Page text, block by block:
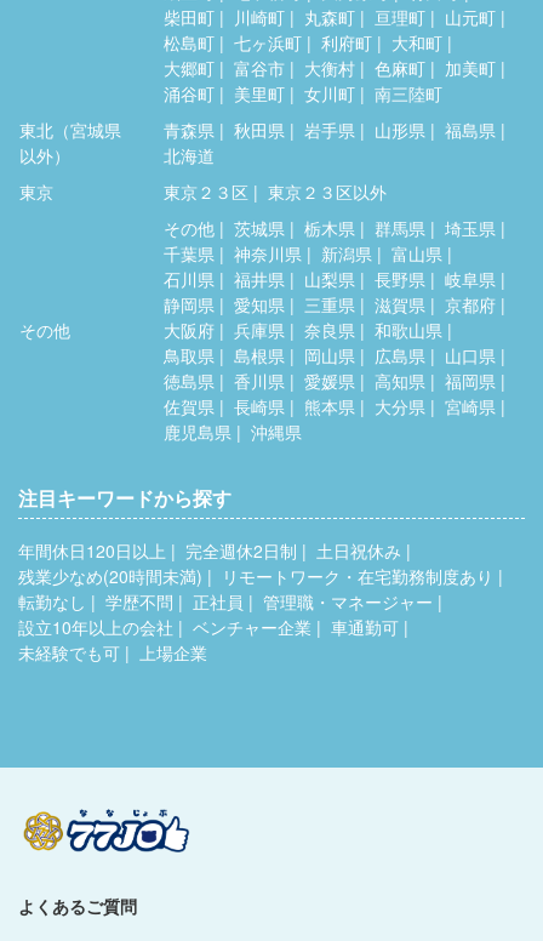
柴田町
川崎町 丸森町 亘理町
山元町
松島町
七ヶ浜町 利府町
大和町
大郷町
富谷市 大衡村 色麻町
加美町
涌谷町
美里町 女川町
南三陸町
東北（宮城県
以外）
青森県 秋田県 岩手県 山形県
福島県
北海道
東京
東京２３区 東京２３区以外
その他
その他 茨城県 栃木県 群馬県
埼玉県
千葉県
神奈川県 新潟県
富山県
石川県
福井県 山梨県 長野県
岐阜県
静岡県
愛知県 三重県 滋賀県
京都府
大阪府
兵庫県 奈良県
和歌山県
鳥取県
島根県 岡山県 広島県
山口県
徳島県
香川県 愛媛県 高知県
福岡県
佐賀県
長崎県 熊本県 大分県
宮崎県
鹿児島県
沖縄県
注目キーワードから探す
年間休日120日以上 完全週休2日制
土日祝休み
残業少なめ(20時間未満)
リモートワーク・在宅勤務制度あり
転勤なし
学歴不問 正社員
管理職・マネージャー
設立10年以上の会社
ベンチャー企業
車通勤可
未経験でも可
上場企業
よくあるご質問